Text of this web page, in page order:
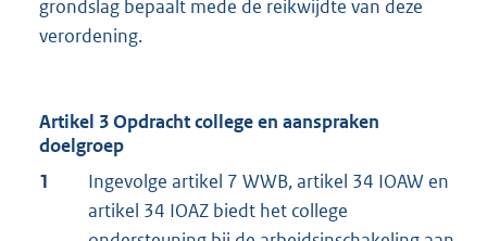
grondslag bepaalt mede de reikwijdte van deze
verordening.
Artikel 3 Opdracht college en aanspraken
doelgroep
1
Ingevolge artikel 7 WWB, artikel 34 IOAW en
artikel 34 IOAZ biedt het college